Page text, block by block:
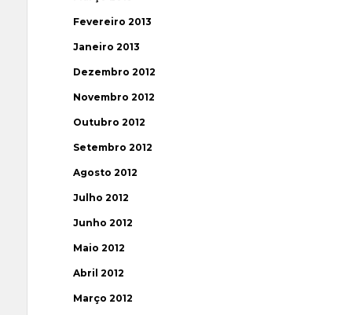
Fevereiro 2013
Janeiro 2013
Dezembro 2012
Novembro 2012
Outubro 2012
Setembro 2012
Agosto 2012
Julho 2012
Junho 2012
Maio 2012
Abril 2012
Março 2012